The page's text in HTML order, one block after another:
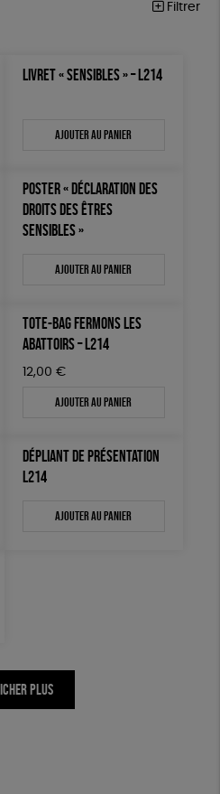
Filtrer
LIVRET « SENSIBLES » – L214
Ajouter au panier
POSTER « DÉCLARATION DES
DROITS DES ÊTRES
SENSIBLES »
Ajouter au panier
TOTE-BAG FERMONS LES
ABATTOIRS – L214
12,00 €
Ajouter au panier
DÉPLIANT DE PRÉSENTATION
L214
Ajouter au panier
PLUS